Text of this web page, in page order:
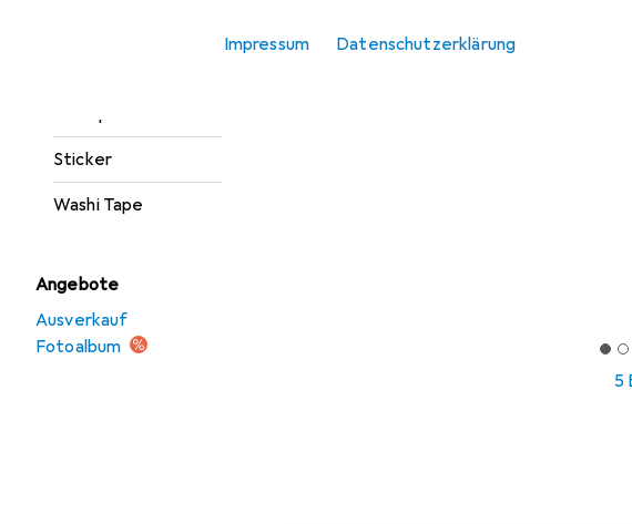
Impressum Datenschutzerklärung
Stempel
Sticker
Washi Tape
Angebote
Ausverkauf
Fotoalbum
5